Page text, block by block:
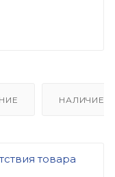
НАЛИЧИЕ
товара